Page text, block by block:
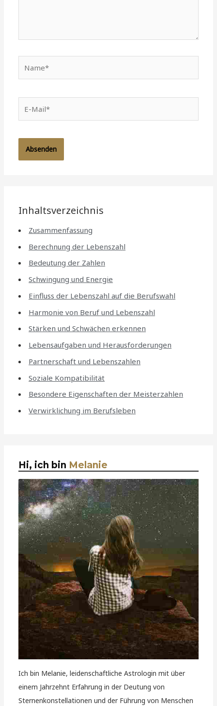
Mail*
Inhaltsverzeichnis
Zusammenfassung
Berechnung der Lebenszahl
Bedeutung der Zahlen
Schwingung und Energie
Einfluss der Lebenszahl auf die Berufswahl
Harmonie von Beruf und Lebenszahl
Stärken und Schwächen erkennen
Lebensaufgaben und Herausforderungen
Partnerschaft und Lebenszahlen
Soziale Kompatibilität
Besondere Eigenschaften der Meisterzahlen
Verwirklichung im Berufsleben
Hi, ich bin Melanie
Ich bin Melanie, leidenschaftliche Astrologin mit über
einem Jahrzehnt Erfahrung in der Deutung von
Sternenkonstellationen und der Führung von Menschen